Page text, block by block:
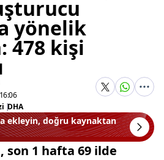
yönelik
478 kişi
|DHA
ekleyin, doğru kaynaktan
son 1 hafta 69 ilde